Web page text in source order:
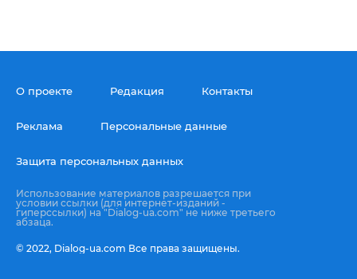
О проекте Редакция Контакты
Реклама Персональные данные
Защита персональных данных
Использование материалов разрешается при
условии ссылки (для интернет-изданий -
гиперссылки) на "Dialog-ua.com" не ниже третьего
абзаца.
© 2022, Dialog-ua.сom Все права защищены.